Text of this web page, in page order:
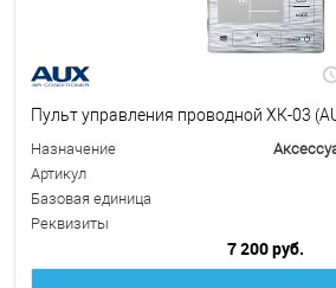
Пульт управления проводной ХК-03
Назначение
Артикул
Базовая единица
Реквизиты
7 200 руб.